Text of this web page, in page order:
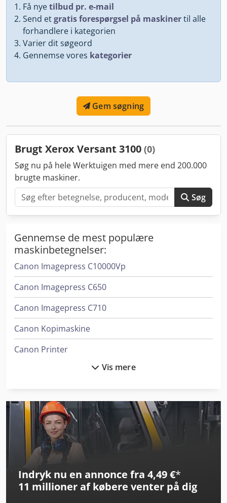
Få nyetilbud pr. e-mail
Send etgratis forespørgsel på maskinertil alle
forhandlere i kategorien
Varier dit søgeord
Gennemse vores kategorier
Gem søgning
Brugt Xerox Versant 3100 (0)
Søg nu på hele Werktuigen med mere end 200.000
brugte maskiner.
Søg
Gennemse de mest populære
maskinbetegnelser:
Canon Imagepress C10000Vp
Canon Imagepress C650
Canon Imagepress C710
Canon Kopimaskine
Canon Printer
Horizon Spf-200A
Horizon Vac-1000
Konica Minolta Accuriolabel 230
Konica Minolta Accuriopress C3070
Konica Minolta Accuriopress C3080
Vis mere
Indryk nu en annonce fra 4,49 €*
11 millioner af købere venter på dig